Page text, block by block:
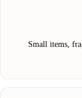
Small items,